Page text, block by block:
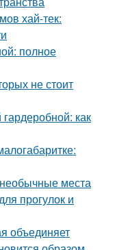
хай-тек:
полное
не стоит
как
места
прогулок и
объединяет